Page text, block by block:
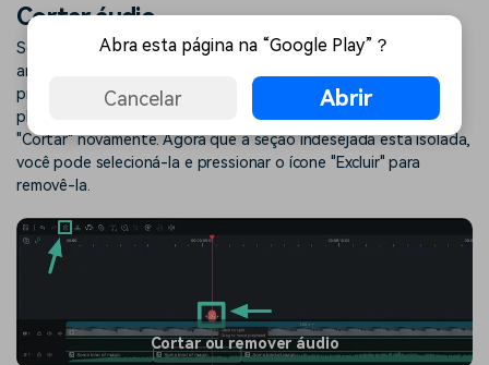
Cortar áudio
Se você quiser cortar uma seção no meio de um clipe de áudio,
arraste o cursor para o ponto inicial da seção indesejada e
pressione o ícone "Cortar" para dividir o clipe, depois arraste o
playhead para o final da seção indesejada e pressione o
"Cortar" novamente. Agora que a seção indesejada está isolada,
você pode selecioná-la e pressionar o ícone "Excluir" para
removê-la.
Cortar ou remover áudio
Abra esta página na “Google Play”？
Cancelar Abrir